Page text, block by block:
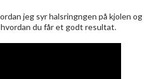
jeg syr halsringngen på kjolen og
du får et godt resultat.